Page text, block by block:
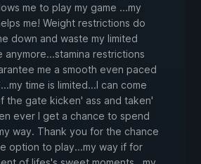
me to play my game ...my
me! Weight restrictions do
down and waste my limited
anymore...stamina restrictions
me a smooth even paced
time is limited...I can come
the gate kicken' ass and taken'
ever I get a chance to spend
way. Thank you for the chance
option to play...my way if for